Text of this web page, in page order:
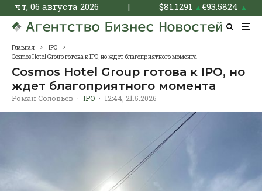
чт, 06 августа 2026 | $81.1291 ▲€93.5824 ▲
Главная
IPO
Cosmos Hotel Group готова к IPO, но ждет благоприятного момента
Cosmos Hotel Group готова к IPO, но
ждет благоприятного момента
Роман Соловьев · IPO · 12:44, 21.5.2026